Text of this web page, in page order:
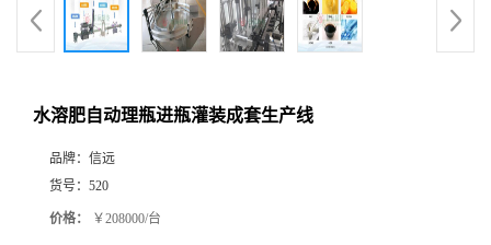
水溶肥自动理瓶进瓶灌装成套生产线
品牌： 信远
货号： 520
价格： ￥208000/台